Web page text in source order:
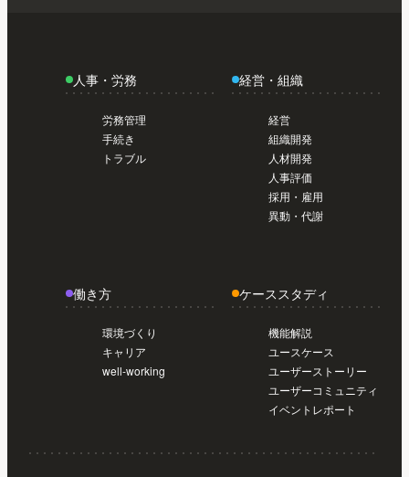
導入前準備編【初めてのSmartHR #02】
導入前準備編【初めてのSmartHR #02】
人事・労務
労務管理
手続き
トラブル
経営・組織
経営
組織開発
人材開発
人事評価
採用・雇用
異動・代謝
働き方
環境づくり
キャリア
well-working
ケーススタディ
機能解説
ユースケース
ユーザーストーリー
ユーザーコミュニティ
イベントレポート